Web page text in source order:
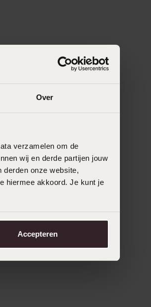
Over
verzamelen om de
wij en derde partijen jouw
derden onze website,
hiermee akkoord. Je kunt je
Accepteren